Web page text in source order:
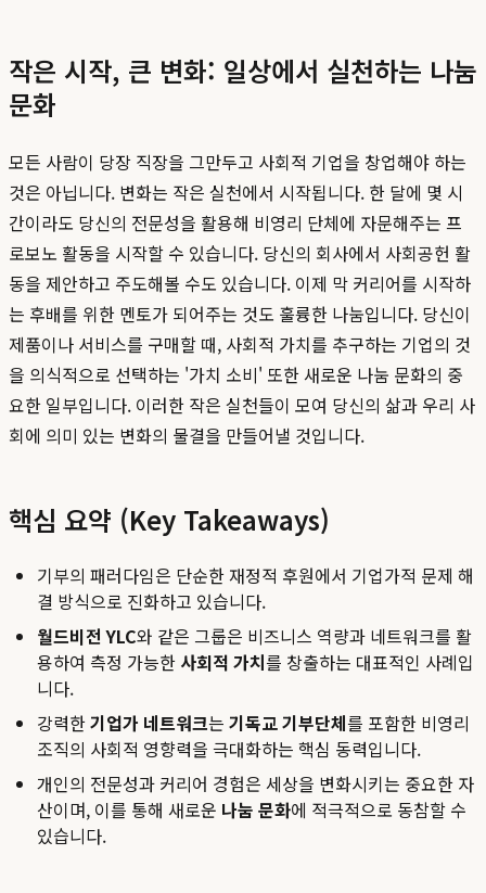
작은 시작, 큰 변화: 일상에서 실천하는 나눔
문화
모든 사람이 당장 직장을 그만두고 사회적 기업을 창업해야 하는
것은 아닙니다. 변화는 작은 실천에서 시작됩니다. 한 달에 몇 시
간이라도 당신의 전문성을 활용해 비영리 단체에 자문해주는 프
로보노 활동을 시작할 수 있습니다. 당신의 회사에서 사회공헌 활
동을 제안하고 주도해볼 수도 있습니다. 이제 막 커리어를 시작하
는 후배를 위한 멘토가 되어주는 것도 훌륭한 나눔입니다. 당신이
제품이나 서비스를 구매할 때, 사회적 가치를 추구하는 기업의 것
을 의식적으로 선택하는 '가치 소비' 또한 새로운 나눔 문화의 중
요한 일부입니다. 이러한 작은 실천들이 모여 당신의 삶과 우리 사
회에 의미 있는 변화의 물결을 만들어낼 것입니다.
핵심 요약 (Key Takeaways)
기부의 패러다임은 단순한 재정적 후원에서 기업가적 문제 해
결 방식으로 진화하고 있습니다.
월드비전 YLC와 같은 그룹은 비즈니스 역량과 네트워크를 활
용하여 측정 가능한 사회적 가치를 창출하는 대표적인 사례입
니다.
강력한기업가 네트워크는 기독교 기부단체를 포함한 비영리
조직의 사회적 영향력을 극대화하는 핵심 동력입니다.
개인의 전문성과 커리어 경험은 세상을 변화시키는 중요한 자
산이며, 이를 통해 새로운 나눔 문화에 적극적으로 동참할 수
있습니다.